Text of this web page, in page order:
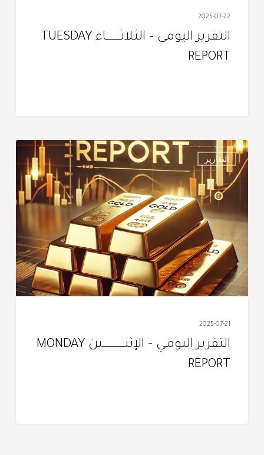
2025-07-22
التقرير اليومي – الثـلاثــــــــــــاء TUESDAY
REPORT
التقارير
التقرير
اليومـي
الإثنـــــــــــــــــــين
MONDAY
REPORT
2025-07-21
التقرير اليومـي – الإثنـــــــــــــــــــين MONDAY
REPORT